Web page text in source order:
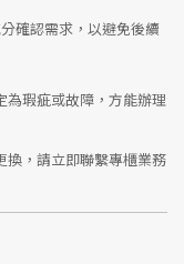
確認需求，以避免後續
為瑕疵或故障，方能辦理
換，請立即聯繫專櫃業務